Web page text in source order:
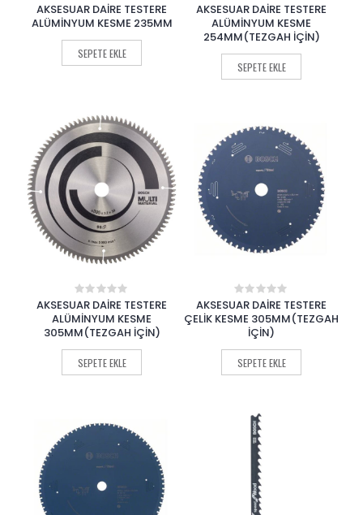
0
out
of
5
AKSESUAR DAİRE TESTERE
ALÜMİNYUM KESME 235MM
SEPETE EKLE
0
out
of
5
AKSESUAR DAİRE TESTERE
ALÜMİNYUM KESME
254MM(TEZGAH İÇİN)
SEPETE EKLE
0
out
of
5
AKSESUAR DAİRE TESTERE
ALÜMİNYUM KESME
305MM(TEZGAH İÇİN)
SEPETE EKLE
0
out
of
AKSESUAR DAİRE TESTERE
ÇELİK KESME 305MM(TEZGAH
İÇİN)
SEPETE EKLE